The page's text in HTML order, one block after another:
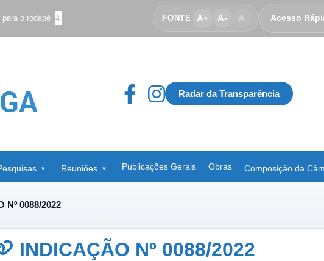
para o rodapé 4 FONTE A+ A- A Acesso
Radar da Transparência
Reuniões Publicações Gerais Obras Composição da
Nº 0088/2022
INDICAÇÃO Nº 0088/2022